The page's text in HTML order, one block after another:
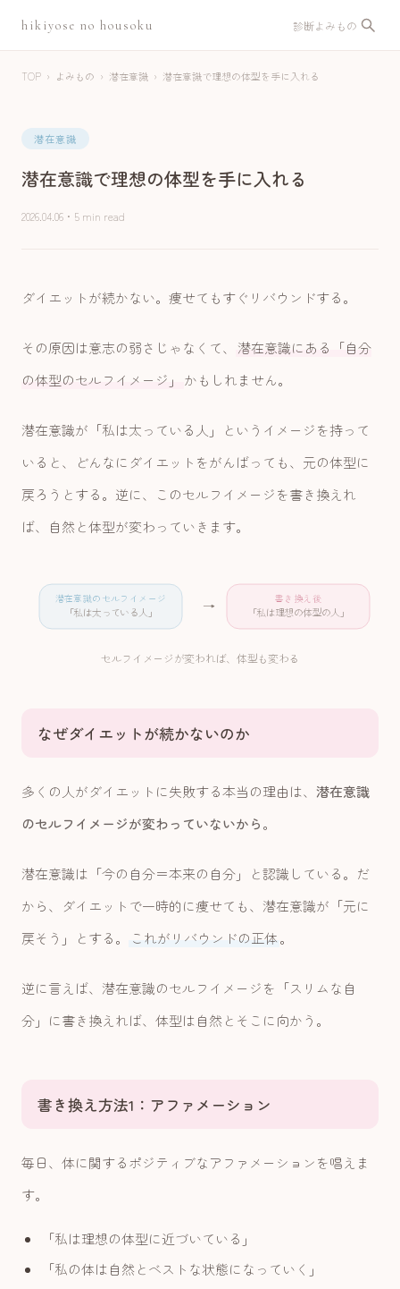
hikiyose no housoku 診断よみもの
TOP › よみもの › 潜在意識 › 潜在意識で理想の体型を手に入れる
潜在意識
潜在意識で理想の体型を手に入れる
2026.04.06 ・ 5 min read
ダイエットが続かない。痩せてもすぐリバウンドする。
その原因は意志の弱さじゃなくて、 潜在意識にある「自分
の体型のセルフイメージ」
かもしれません。
潜在意識が「私は太っている人」というイメージを持って
いると、どんなにダイエットをがんばっても、元の体型に
戻ろうとする。逆に、このセルフイメージを書き換えれ
ば、自然と体型が変わっていきます。
潜在意識のセルフイメージ
「私は太っている人」 → 書き換え後
「私は理想の体型の人」
セルフイメージが変われば、体型も変わる
なぜダイエットが続かないのか
多くの人がダイエットに失敗する本当の理由は、 潜在意識
のセルフイメージが変わっていないから。
潜在意識は「今の自分＝本来の自分」と認識している。だ
から、ダイエットで一時的に痩せても、潜在意識が「元に
戻そう」とする。
これがリバウンドの正体。
逆に言えば、潜在意識のセルフイメージを「スリムな自
分」に書き換えれば、体型は自然とそこに向かう。
書き換え方法1：アファメーション
毎日、体に関するポジティブなアファメーションを唱えま
す。
「私は理想の体型に近づいている」
「私の体は自然とベストな状態になっていく」